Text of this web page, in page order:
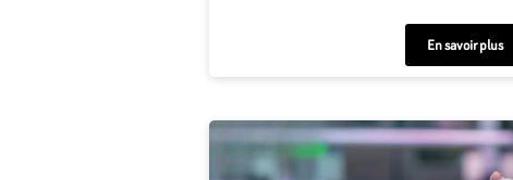
En savoir plus